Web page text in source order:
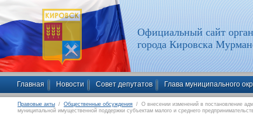
Официальный сайт
города Кировска
Главная Новости Совет депутатов Глава муниципального
Правовые акты / Общественные обсуждения / О внесении изменений в постановление
муниципальной имущественной поддержки субъектам малого и среднего